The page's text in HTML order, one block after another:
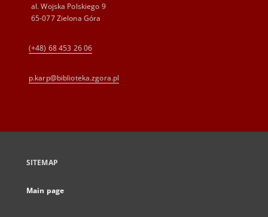
al. Wojska Polskiego 9
65-077 Zielona Góra
(+48) 68 453 26 06
p.karp@biblioteka.zgora.pl
SITEMAP
Main page